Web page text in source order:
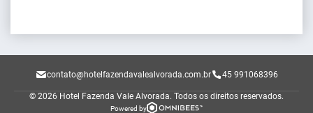
contato@hotelfazendavalealvorada.com.br 45 991068396
© 2026 Hotel Fazenda Vale Alvorada. Todos os direitos reservados.
Powered by